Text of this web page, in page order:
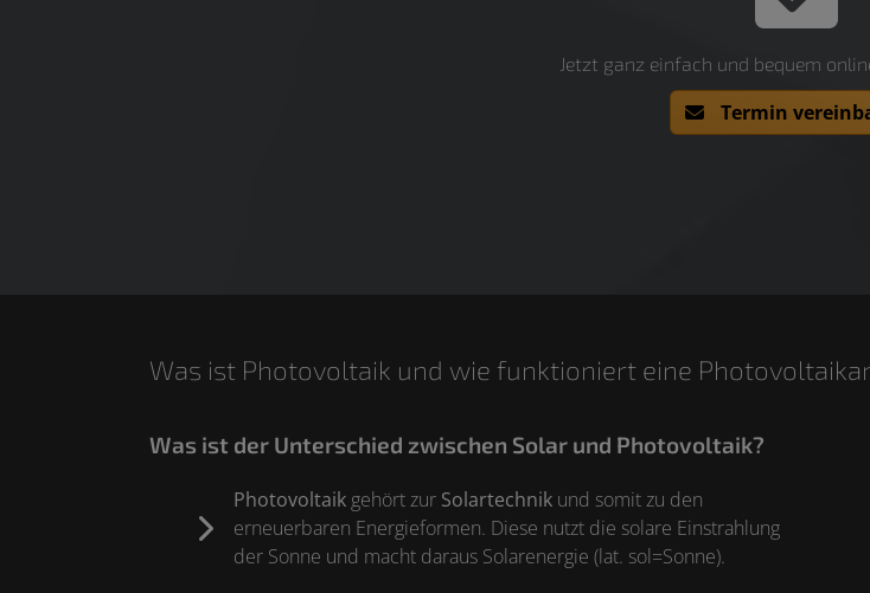
Jetzt ganz einfach und bequem
Termin
Was ist Photovoltaik und wie funktioniert eine
Was ist der Unterschied zwischen Solar und Photovoltaik?
Photovoltaik gehört zur Solartechnik und somit zu den
erneuerbaren Energieformen. Diese nutzt die solare Einstrahlung
der Sonne und macht daraus Solarenergie (lat. sol=Sonne).